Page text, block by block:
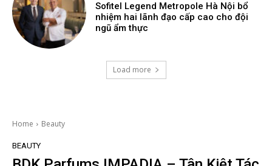
Sofitel Legend Metropole Hà Nội bổ
nhiệm hai lãnh đạo cấp cao cho đội
ngũ ẩm thực
Load more